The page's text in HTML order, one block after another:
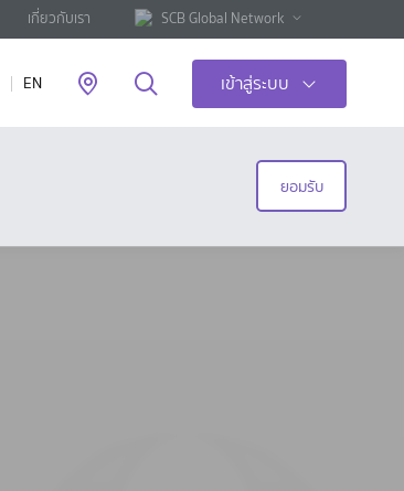
เกี่ยวกับเรา SCB Global Network
EN เข้าสู่ระบบ
ยอมรับ